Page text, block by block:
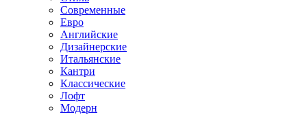
Современные
Евро
Английские
Дизайнерские
Итальянские
Кантри
Классические
Лофт
Модерн